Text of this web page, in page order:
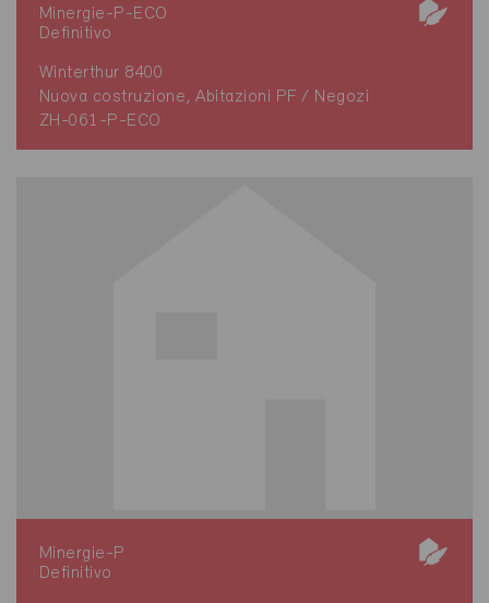
Minergie-P-ECO
Definitivo
Winterthur 8400
Nuova costruzione, Abitazioni PF / Negozi
ZH-061-P-ECO
Minergie-P
Definitivo